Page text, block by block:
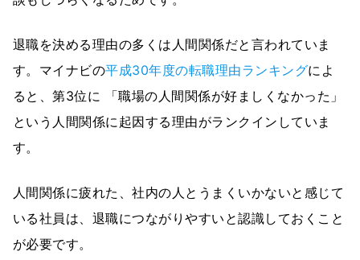
退職を決める理由の多くは人間関係だと言われていま
す。マイナビの平成30年度の転職理由ランキングによ
ると、第3位に 「職場の人間関係が好ましくなかった」
という人間関係に起因する理由がランクインしていま
す。
人間関係に疲れた、社内の人とうまくいかないと感じて
いる社員は、退職につながりやすいと認識しておくこと
が必要です。